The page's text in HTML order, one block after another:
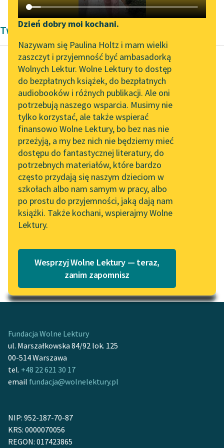
Katalog DAISY
Podkasty o książkach
Zgłoś brak utworu
Aktualności
„Prokurator Alicja Horn”
do słuchania
Byliśmy częścią AI Impact
Lab
Zapraszamy na spotkanie
online z tłumaczkami
literatury skandynawskiej
Spotkanie z Katarzyną
Tunkiel w Oslo
102. lata temu zmarł
Joseph Conrad
Lektury szkolne i klasyka
literatury do słuchania dla
uczennic i uczniów z
E-kolekcja lektur
szkolnych i literatury do
słuchania dla uczennic i
uczniów z
niepełnosprawnościami
skandynawskiej literatury
feministycznej
Narzędzia
Mapa Wolnych Lektur
Leśmianator
Przewodnik dla piszących i
czytających
API
OAI-PMH
Widget Wolnych Lektur
Przypisy
Katalog w formacie PDF
Dzień dobry moi kochani.
Nazywam się Paulina Holtz i mam wielki
zaszczyt i przyjemność być ambasadorką
Wolnych Lektur. Wolne Lektury to dostęp
do bezpłatnych książek, do bezpłatnych
audiobooków i różnych publikacji. Ale oni
potrzebują naszego wsparcia. Musimy nie
tylko korzystać, ale także wspierać
finansowo Wolne Lektury, bo bez nas nie
przeżyją, a my bez nich nie będziemy mieć
dostępu do fantastycznej literatury, do
potrzebnych materiałów, które bardzo
często przydają się naszym dzieciom w
szkołach albo nam samym w pracy, albo
po prostu do przyjemności, jaką dają nam
książki. Także kochani, wspierajmy Wolne
Lektury.
Wesprzyj Wolne Lektury — teraz,
zanim zapomnisz
Twórczość Pozytywizm Gustawa Flauberta
Gustaw Flaubert
Kuszenie świętego
Antoniego
O szczęście, szczęście!
Wdziałem rodzące się
życie, widziałem
początek ruchu. Krew
moich żył tak uderza...
Czytaj więcej
Motyw: Radość
Fundacja Wolne Lektury
ul. Marszałkowska 84/92 lok. 125
00-514 Warszawa
tel. +48 22 621 30 17
email fundacja@wolnelektury.pl
NIP: 952-187-70-87
KRS: 0000070056
REGON: 017423865